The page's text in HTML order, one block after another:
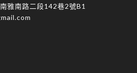
雅南路二段142巷2號B1